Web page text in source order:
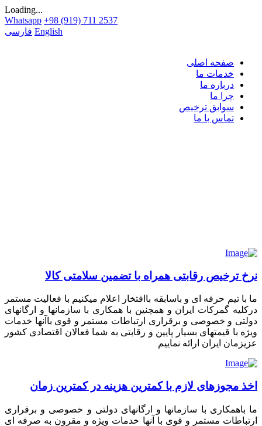
Loading...
Whatsapp +98 (919) 711 2537
فارسی English
صفحه اصلی
خدمات ما
درباره ما
چرا ما
سوابق ترخیص
تماس با ما
نرخ ترخیص رقابتی همراه با تضمین سلامتی کالا
ما با تیم حرفه ای و باسابقه باافتخار اعلام میکنیم با فعالیت مستمر
درکلیه گمرکات ایران و همچنین با همکاری با سازمانها و ارگانهای
دولتی و خصوصی و برقراری ارتباطات مستمر و قوی باآنها خدمات
ویژه با قیمتهای بسیار پایین و رقابتی به شما فعالان اقتصادی کشور
عزیزمان ایران ارائه نماییم
اخذ مجوزهای لازم با کمترین هزینه در کمترین زمان
ما باهمکاری با سازمانها و ارگانهای دولتی و خصوصی و برقراری
ارتباطات مستمر و قوی با آنها خدمات ویژه و مقرون به صرفه ای